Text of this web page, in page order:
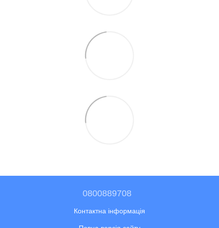
0800889708
Контактна інформація